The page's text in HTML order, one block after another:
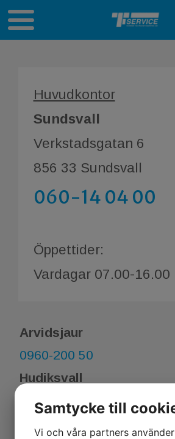
Huvudkontor
Sundsvall
Verkstadsgatan 6
856 33 Sundsvall
060-14 04 00
Öppettider:
Vardagar 07.00-16.00
Arvidsjaur
0960-200 50
Hudiksvall
0278-243 00
Samtycke till
Vi och våra partners